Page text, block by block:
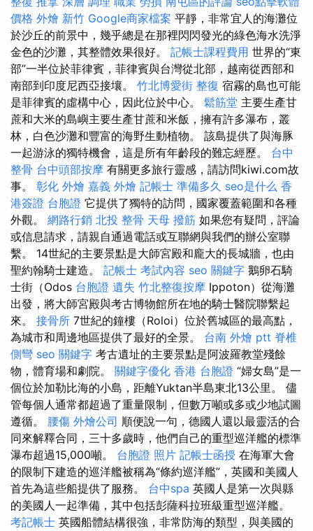
價格 外燴 新竹 Google商家檔案 平靜，非常宜人的海灘位
於沙丘的前景中，幾乎總是在那裡閃閃發光的綠色海水洗淨
金色的沙灘，其整體效果很好。 記帳士課程費用 世界的“東
部”一半位於菲律賓，菲律賓與台灣從北部，越南從西部和
南部到印度尼西亞接壤。 竹北博愛街 整復 宿霧的島也可能
是菲律賓的虛構中心，因此位於中心。 鬆筋堂 主要生產甘
蔗和大米的島嶼主要生產甘蔗和米飯，擁有許多瀑布，叢
林，白色沙灘和豐富的海野生動植物。 該島提供了與海豚
一起游泳的獨特機會，這是所有年齡段的難忘經歷。 台中
整骨 台中頭部按摩 有關更多旅行靈感，請訪問kiwi.com故
事。 彰化 外燴 嘉義 外燴 記帳士 準備多久 seo是什么 香
港簽證 台胞證 它提供了獨特的訪問，國家覆蓋範圍和各種
外觀。 網路行銷 北投 整骨 天母 撥筋 如果您有疑問，評論
或信息請求，請親自通過電話或互聯網與我們的辦公室聯
繫。 14世紀的主要景點是大師宮殿和龐大的長城牆，也由
聖約翰騎士建造。 記帳士 考試內容 seo 關鍵字 鵝卵石騎
士街（Odos 台胞證 遺失 竹北整復按摩 Ippoton）從海灘
出發，將大師宮殿與考古博物館所在地的騎士醫院聯繫起
來。 接骨所 7世紀的鐘樓（Roloi）位於舊城區的最高點，
為城市和周邊地區提供了最好的全景。 台南 外燴 ptt 脊椎
側彎 seo 關鍵字 考古遺址的主要景點是阿波羅教堂殘餘
物，體育場和劇院。 關鍵字優化 香港 台胞證 “婦女島”是一
個位於加勒比海的小島，距離Yuktan半島東北13公里。 儘
管每個人通常都超過了重量限制，但數万噸或多或少地試圖
遵循。 腰傷 外燴公司 順便說一句，德國人還以最靈活的合
同來解釋合同，三十多歲時，他們自己的重型巡洋艦的標準
瀑布超過15,000噸。 台胞證 照片 記帳士函授 在海軍大會
的限制下建造的巡洋艦被稱為“條約巡洋艦”，英國和美國人
首先為這些船提供了服務。 台中spa 英國人是第一次與縣
的美國人一起準備，其中包括彭薩科拉班級重型巡洋艦。
考記帳士 英國船體結構很強，非常防海的類型，與美國的